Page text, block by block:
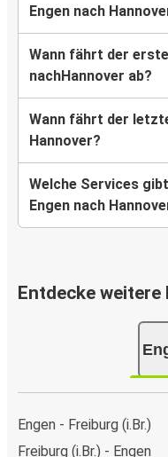
Engen nach
Wann fährt der
nachHannover ab?
Wann fährt der
Hannover?
Welche Services
Engen nach
Entdecke
Engen - Freiburg (i.Br.)
Freiburg (i.Br.) - Engen